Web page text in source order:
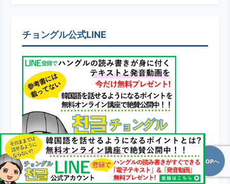
チョングル公式LINE
TOPへ